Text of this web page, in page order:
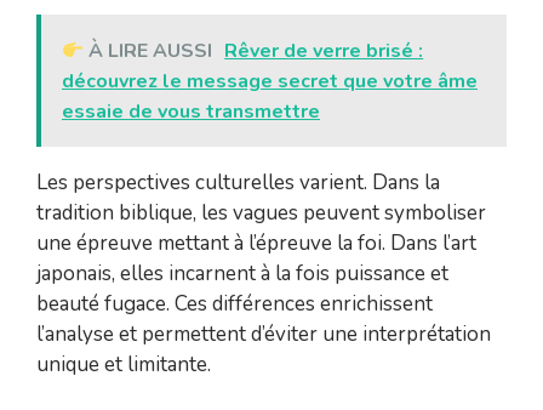
À LIRE AUSSI Rêver de verre brisé :
découvrez le message secret que votre âme
essaie de vous transmettre
Les perspectives culturelles varient. Dans la
tradition biblique, les vagues peuvent symboliser
une épreuve mettant à l’épreuve la foi. Dans l’art
japonais, elles incarnent à la fois puissance et
beauté fugace. Ces différences enrichissent
l’analyse et permettent d’éviter une interprétation
unique et limitante.